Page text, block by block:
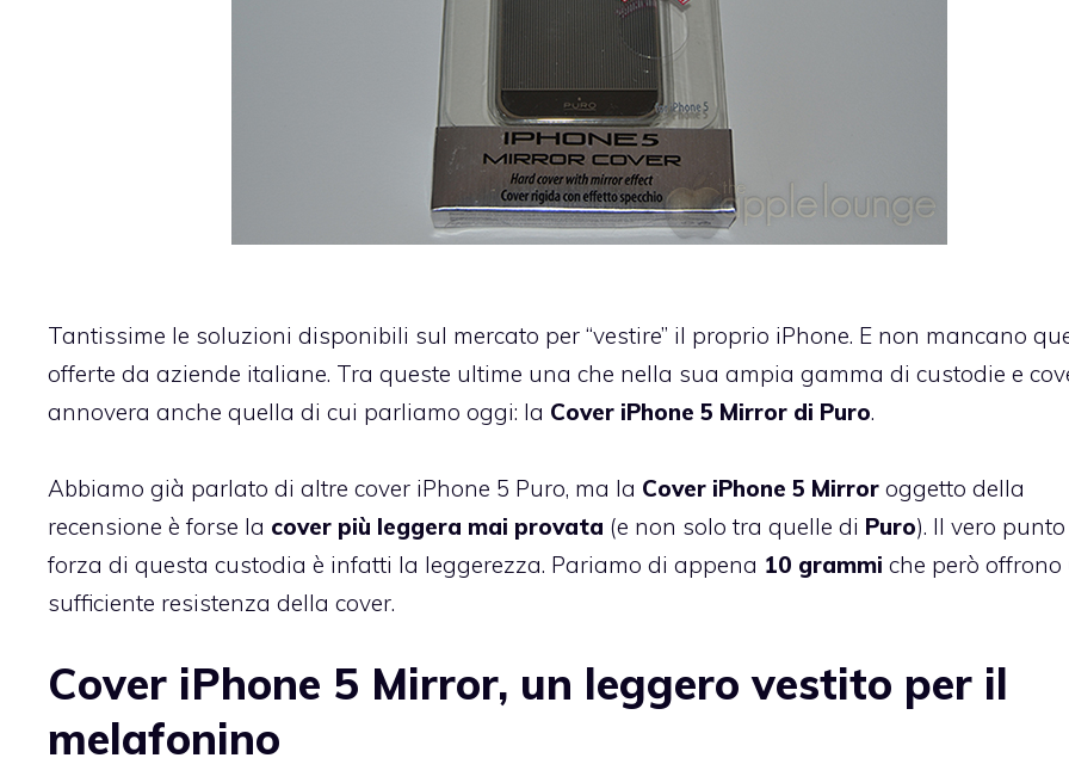
Tantissime le soluzioni disponibili sul mercato per “vestire” il proprio iPhone. E non mancano
offerte da aziende italiane. Tra queste ultime una che nella sua ampia gamma di custodie e
annovera anche quella di cui parliamo oggi: la Cover iPhone 5 Mirror di Puro.
Abbiamo già parlato di altre cover iPhone 5 Puro, ma la Cover iPhone 5 Mirror oggetto della
recensione è forse la cover più leggera mai provata (e non solo tra quelle di Puro). Il vero
forza di questa custodia è infatti la leggerezza. Pariamo di appena 10 grammi che però offrono
sufficiente resistenza della cover.
Cover iPhone 5 Mirror, un leggero vestito per il
melafonino